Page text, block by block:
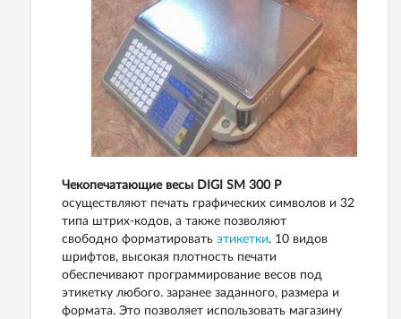
Чекопечатающие весы DIGI SM 300 P
осуществляют печать графических символов и 32
типа штрих-кодов, а также позволяют
свободно форматировать этикетки. 10 видов
шрифтов, высокая плотность печати
обеспечивают программирование весов под
этикетку любого. заранее заданного, размера и
формата. Это позволяет использовать магазину